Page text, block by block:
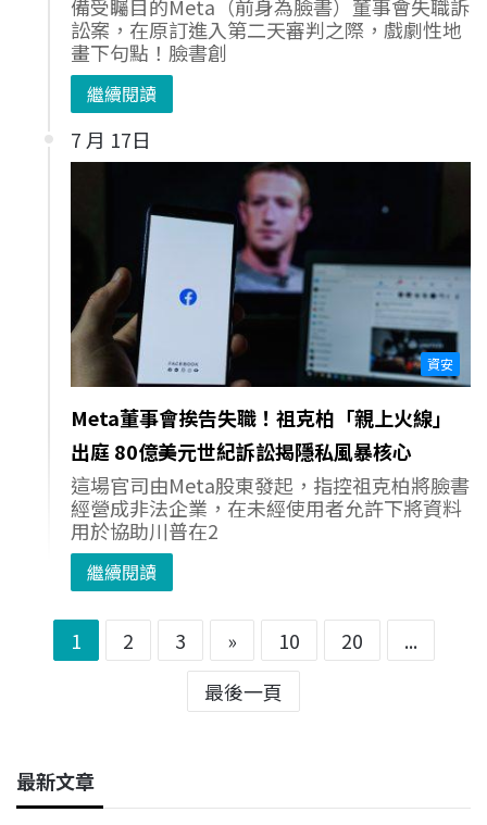
備受矚目的Meta（前身為臉書）董事會失職訴
訟案，在原訂進入第二天審判之際，戲劇性地
畫下句點！臉書創
繼續閱讀
7 月 17日
資安
Meta董事會挨告失職！祖克柏「親上火線」
出庭 80億美元世紀訴訟揭隱私風暴核心
這場官司由Meta股東發起，指控祖克柏將臉書
經營成非法企業，在未經使用者允許下將資料
用於協助川普在2
繼續閱讀
1 2 3 » 10 20
...
最後一頁
最新文章